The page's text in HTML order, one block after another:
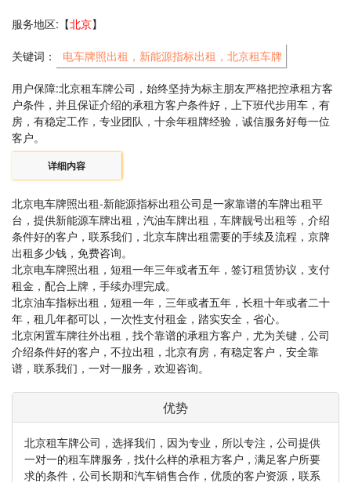
服务地区:【北京】
关键词： 电车牌照出租，新能源指标出租，北京租车牌
用户保障:北京租车牌公司，始终坚持为标主朋友严格把控承租方客
户条件，并且保证介绍的承租方客户条件好，上下班代步用车，有
房，有稳定工作，专业团队，十余年租牌经验，诚信服务好每一位
客户。
详细内容
北京电车牌照出租-新能源指标出租公司是一家靠谱的车牌出租平
台，提供新能源车牌出租，汽油车牌出租，车牌靓号出租等，介绍
条件好的客户，联系我们，北京车牌出租需要的手续及流程，京牌
出租多少钱，免费咨询。
北京电车牌照出租，短租一年三年或者五年，签订租赁协议，支付
租金，配合上牌，手续办理完成。
北京油车指标出租，短租一年，三年或者五年，长租十年或者二十
年，租几年都可以，一次性支付租金，踏实安全，省心。
北京闲置车牌往外出租，找个靠谱的承租方客户，尤为关键，公司
介绍条件好的客户，不拉出租，北京有房，有稳定客户，安全靠
谱，联系我们，一对一服务，欢迎咨询。
优势
北京租车牌公司，选择我们，因为专业，所以专注，公司提供
一对一的租车牌服务，找什么样的承租方客户，满足客户所要
求的条件，公司长期和汽车销售合作，优质的客户资源，联系